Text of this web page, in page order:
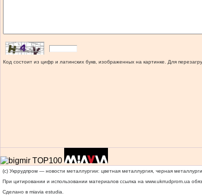
Код состоит из цифр и латинских букв, изображенных на картинке. Для
(c) Укррудпром — новости металлургии: цветная металлургия, черная
При цитировании и использовании материалов ссылка на www.ukrrudprom.ua
Сделано в miavia estudia.